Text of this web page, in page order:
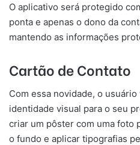
O aplicativo será protegido
ponta e apenas o dono da
mantendo as informações
Cartão de Contato
Com essa novidade, o
identidade visual para o seu
criar um pôster com uma foto
o fundo e aplicar tipografias